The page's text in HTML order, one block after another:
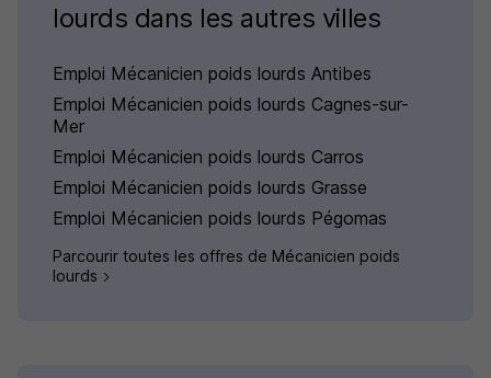
lourds dans les autres villes
Emploi Mécanicien poids lourds Antibes
Emploi Mécanicien poids lourds Cagnes-sur-
Mer
Emploi Mécanicien poids lourds Carros
Emploi Mécanicien poids lourds Grasse
Emploi Mécanicien poids lourds Pégomas
Parcourir toutes les offres de Mécanicien poids
lourds